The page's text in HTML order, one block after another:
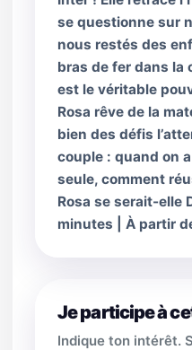
se questionne sur
nous restés des
bras de fer dans la
est le véritable
Rosa rêve de la
bien des défis
couple : quand on
seule, comment
Rosa se serait-elle
minutes | À partir
Je participe à
Indique ton intérêt.